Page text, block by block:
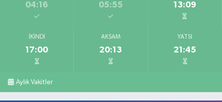
04:16 05:55 13:09
İKINDI
17:00
AKŞAM
20:13
YATSI
21:45
Aylık Vakitler